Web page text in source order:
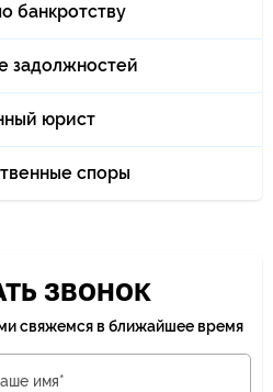
банкротству
задолжностей
юрист
споры
ЗВОНОК
свяжемся в ближайшее время
имя*